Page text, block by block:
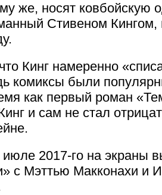
же, носят ковбойскую
Стивеном Кингом,
Кинг намеренно
комиксы были
как первый роман
и сам не стал
2017-го на экраны
с Мэттью Макконахи и